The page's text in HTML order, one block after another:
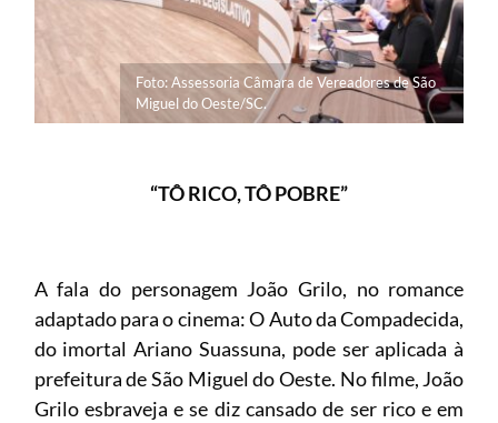
Foto: Assessoria Câmara de Vereadores de São
Miguel do Oeste/SC.
“TÔ RICO, TÔ POBRE”
A fala do personagem João Grilo, no romance
adaptado para o cinema: O Auto da Compadecida,
do imortal Ariano Suassuna, pode ser aplicada à
prefeitura de São Miguel do Oeste. No filme, João
Grilo esbraveja e se diz cansado de ser rico e em